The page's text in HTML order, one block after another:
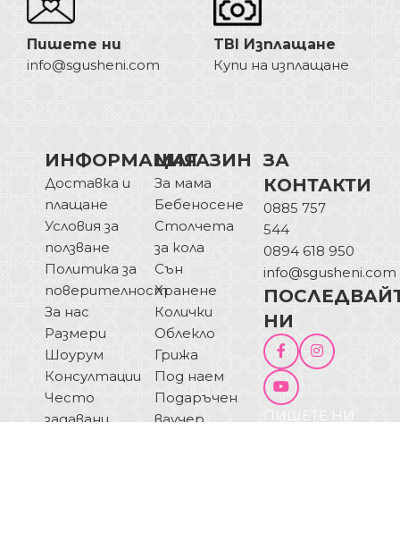
Пишете ни
info@sgusheni.com
TBI Изплащане
Купи на изплащане
ИНФОРМАЦИЯ
Доставка и
плащане
Условия за
ползване
Политика за
поверителност
За нас
Размери
Шоурум
Консултации
Често
задавани
МАГАЗИН
За мама
Бебеносене
Столчета
за кола
Сън
Хранене
Колички
Облекло
Грижа
Под наем
Подаръчен
ваучер
ЗА
КОНТАКТИ
0885 757
544
0894 618 950
info@sgusheni.com
НИ